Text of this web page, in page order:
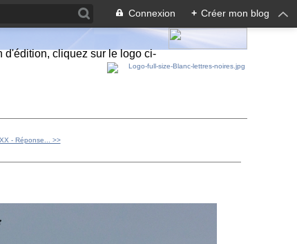
Connexion + Créer mon blog
d'édition, cliquez sur le logo ci-
- Réponse... >>